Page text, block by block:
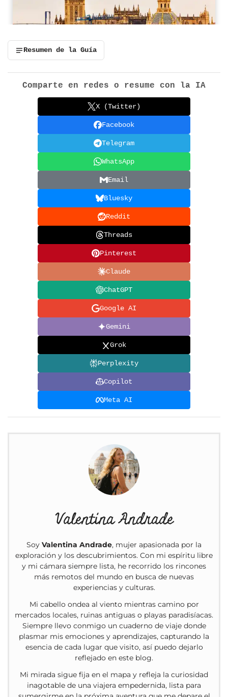
Resumen de la Guía
Comparte en redes o resume con la IA
X (Twitter)
Facebook
Telegram
WhatsApp
Email
Bluesky
Reddit
Threads
Pinterest
Claude
ChatGPT
Google AI
Gemini
Grok
Perplexity
Copilot
Meta AI
Valentina Andrade
Soy Valentina Andrade, mujer apasionada por la
exploración y los descubrimientos. Con mi espíritu libre
y mi cámara siempre lista, he recorrido los rincones
más remotos del mundo en busca de nuevas
experiencias y culturas.
Mi cabello ondea al viento mientras camino por
mercados locales, ruinas antiguas o playas paradisíacas.
Siempre llevo conmigo un cuaderno de viaje donde
plasmar mis emociones y aprendizajes, capturando la
esencia de cada lugar que visito, así puedo dejarlo
reflejado en este blog.
Mi mirada sigue fija en el mapa y refleja la curiosidad
inagotable de una viajera empedernida, lista para